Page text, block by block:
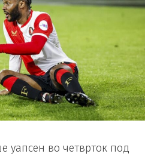
уапсен во четврток под